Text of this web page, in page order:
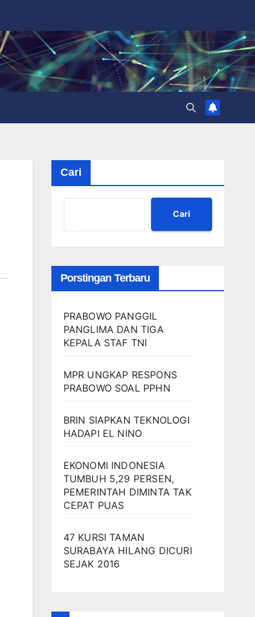
Cari
Cari
Porstingan Terbaru
PRABOWO PANGGIL
PANGLIMA DAN TIGA
KEPALA STAF TNI
MPR UNGKAP RESPONS
PRABOWO SOAL PPHN
BRIN SIAPKAN TEKNOLOGI
HADAPI EL NINO
EKONOMI INDONESIA
TUMBUH 5,29 PERSEN,
PEMERINTAH DIMINTA TAK
CEPAT PUAS
47 KURSI TAMAN
SURABAYA HILANG DICURI
SEJAK 2016